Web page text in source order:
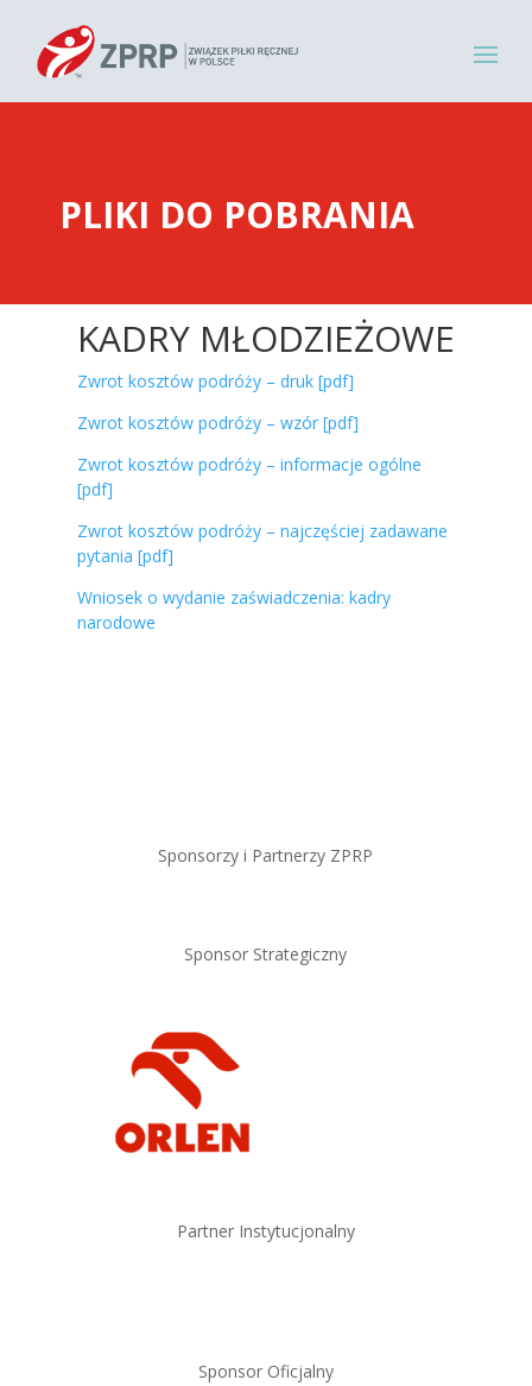
PLIKI DO POBRANIA
KADRY MŁODZIEŻOWE
Zwrot kosztów podróży – druk [pdf]
Zwrot kosztów podróży – wzór [pdf]
Zwrot kosztów podróży – informacje ogólne
[pdf]
Zwrot kosztów podróży – najczęściej zadawane
pytania [pdf]
Wniosek o wydanie zaświadczenia: kadry
narodowe
Sponsorzy i Partnerzy ZPRP
Sponsor Strategiczny
Partner Instytucjonalny
Sponsor Oficjalny